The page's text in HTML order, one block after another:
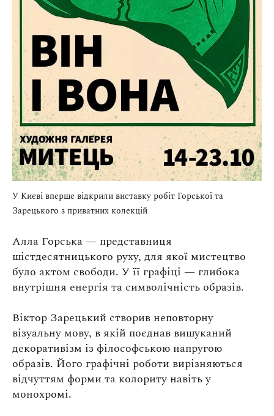
У Києві вперше відкрили виставку робіт Горської та
Зарецького з приватних колекцій
Алла Горська — представниця
шістдесятницького руху, для якої мистецтво
було актом свободи. У її графіці — глибока
внутрішня енергія та символічність образів.
Віктор Зарецький створив неповторну
візуальну мову, в якій поєднав вишуканий
декоративізм із філософською напругою
образів. Його графічні роботи вирізняються
відчуттям форми та колориту навіть у
монохромі.